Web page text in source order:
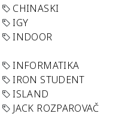
CHINASKI
IGY
INDOOR
INFORMATIKA
IRON STUDENT
ISLAND
JACK ROZPAROVAČ